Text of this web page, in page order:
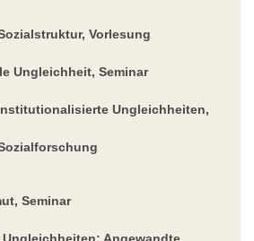
Vorlesung
Ungleichheit, Seminar
Ungleichheiten,
Seminar